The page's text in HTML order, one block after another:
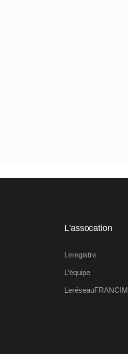
L'assocation
Le registre
L’équipe
Le réseau FRANCIM